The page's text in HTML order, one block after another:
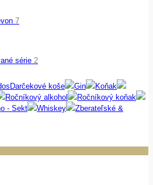
7
série 2
Darčekové koše Gin
Koňak
Ročníkový alkohol
Ročníkový koňak
- Sekt Whiskey
Zberateľské &